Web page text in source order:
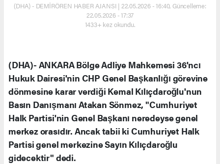
(DHA) - DEMİRÖREN HABER AJANSI | 22.05.2026 - 16:40, Güncelleme:
22.05.2026 - 17:37
1433+ kez okundu.
(DHA)- ANKARA Bölge Adliye Mahkemesi 36'ncı
Hukuk Dairesi'nin CHP Genel Başkanlığı görevine
dönmesine karar verdiği Kemal Kılıçdaroğlu'nun
Basın Danışmanı Atakan Sönmez, "Cumhuriyet
Halk Partisi'nin Genel Başkanı neredeyse genel
merkez orasıdır. Ancak tabii ki Cumhuriyet Halk
Partisi genel merkezine Sayın Kılıçdaroğlu
gidecektir" dedi.